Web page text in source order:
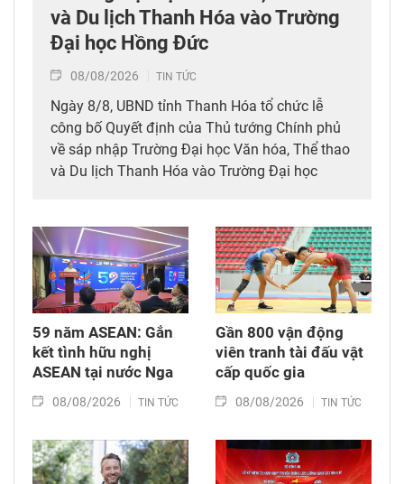
và Du lịch Thanh Hóa vào Trường
Đại học Hồng Đức
08/08/2026 TIN TỨC
Ngày 8/8, UBND tỉnh Thanh Hóa tổ chức lễ
công bố Quyết định của Thủ tướng Chính phủ
về sáp nhập Trường Đại học Văn hóa, Thể thao
và Du lịch Thanh Hóa vào Trường Đại học
59 năm ASEAN: Gắn
kết tình hữu nghị
ASEAN tại nước Nga
08/08/2026 TIN TỨC
Gần 800 vận động
viên tranh tài đấu vật
cấp quốc gia
08/08/2026 TIN TỨC